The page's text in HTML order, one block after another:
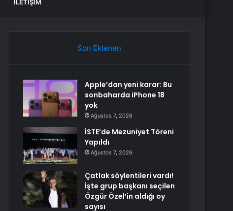
İLETIŞIM
Son Eklenen
Apple’dan yeni karar: Bu
sonbaharda iPhone 18
yok
Ağustos 7, 2026
İSTE’de Mezuniyet Töreni
Yapıldı
Ağustos 7, 2026
Çatlak söylentileri vardı!
İşte grup başkanı seçilen
Özgür Özel’in aldığı oy
sayısı